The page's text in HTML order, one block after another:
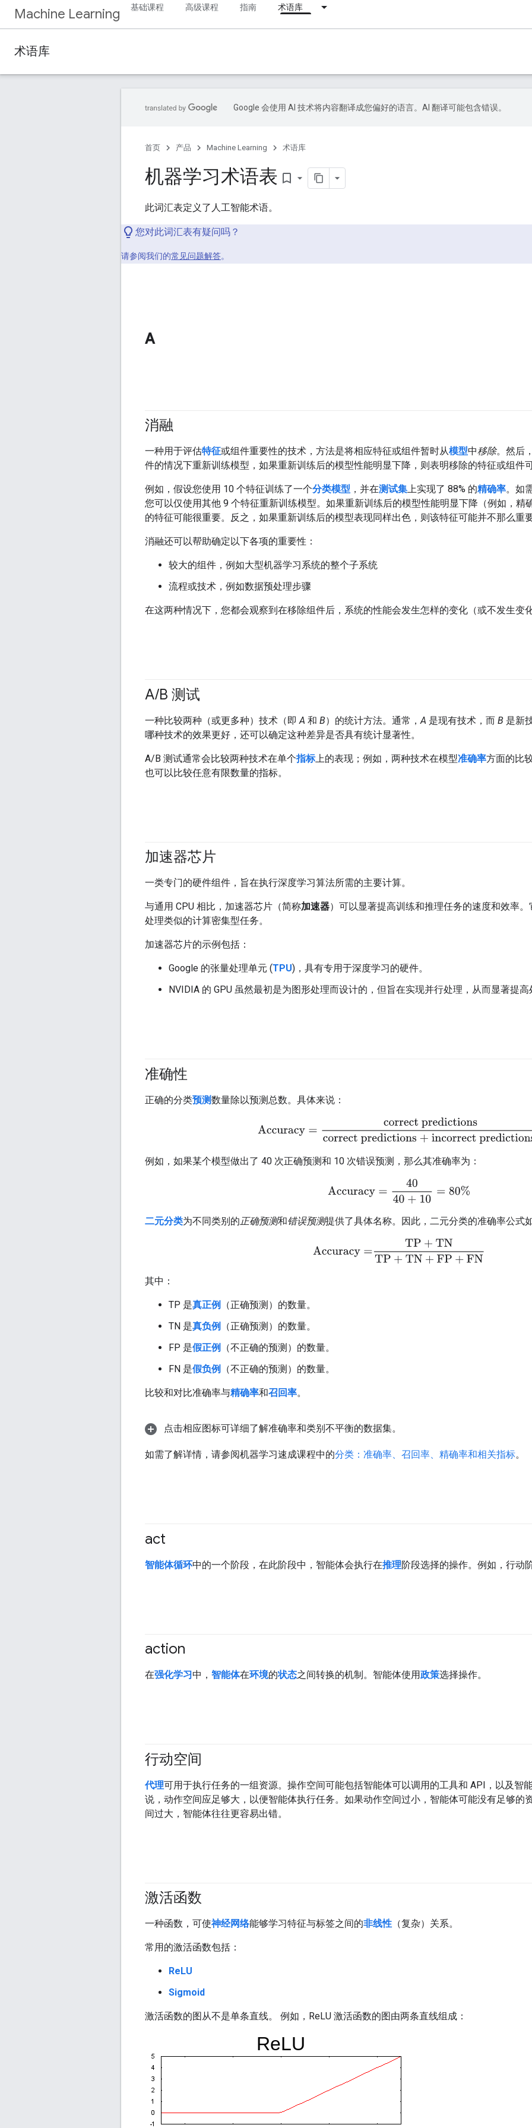
Machine Learning 基础课程 高级课程 指南 术语库
术语库
Google 会使用 AI 技术将内容翻译成您偏好的语言。AI 翻译可能包含错误。
首页 产品 Machine Learning 术语库
机器学习术语表 bookmark_border
此词汇表定义了人工智能术语。
您对此词汇表有疑问吗？
请参阅我们的常见问题解答。
A
消融
一种用于评估特征或组件重要性的技术，方法是将相应特征或组件暂时从模型中移除。然后
件的情况下重新训练模型，如果重新训练后的模型性能明显下降，则表明移除的特征或组件
例如，假设您使用 10 个特征训练了一个分类模型 ，并在测试集上实现了 88% 的精确率。如
您可以仅使用其他 9 个特征重新训练模型。如果重新训练后的模型性能明显下降（例如，精
的特征可能很重要。反之，如果重新训练后的模型表现同样出色，则该特征可能并不那么重要
消融还可以帮助确定以下各项的重要性：
较大的组件，例如大型机器学习系统的整个子系统
流程或技术，例如数据预处理步骤
在这两种情况下，您都会观察到在移除组件后，系统的性能会发生怎样的变化（或不发生变化
A/B 测试
一种比较两种（或更多种）技术（即A 和 B）的统计方法。通常，A 是现有技术，而 B 是新
哪种技术的效果更好，还可以确定这种差异是否具有统计显著性。
A/B 测试通常会比较两种技术在单个指标上的表现；例如，两种技术在模型准确率方面的比
也可以比较任意有限数量的指标。
加速器芯片
一类专门的硬件组件，旨在执行深度学习算法所需的主要计算。
与通用 CPU 相比，加速器芯片（简称加速器）可以显著提高训练和推理任务的速度和效率
处理类似的计算密集型任务。
加速器芯片的示例包括：
Google 的张量处理单元 (TPU)，具有专用于深度学习的硬件。
NVIDIA 的 GPU 虽然最初是为图形处理而设计的，但旨在实现并行处理，从而显著提高
准确性
正确的分类预测数量除以预测总数。具体来说：
Accuracy correct predictions + incorrect
例如，如果某个模型做出了 40 次正确预测和 10 次错误预测，那么其准确率为：
40 + 10 80%
二元分类为不同类别的 正确预测和错误预测提供了具体名称。因此，二元分类的准确率公式
TP+TN +FP+
其中：
TP 是真正例
（正确预测）的数量。
TN 是真负例
（正确预测）的数量。
FP 是假正例
（不正确的预测）的数量。
FN 是假负例 （不正确的预测）的数量。
比较和对比准确率与精确率和召回率。
点击相应图标可详细了解准确率和类别不平衡的数据集。
如需了解详情，请参阅机器学习速成课程中的分类：准确率、召回率、精确率和相关指标。
act
智能体循环中的一个阶段，在此阶段中，智能体会执行在推理阶段选择的操作。例如，行动
action
在强化学习中， 智能体在环境的状态之间转换的机制。智能体使用政策选择操作。
行动空间
代理可用于执行任务的一组资源。操作空间可能包括智能体可以调用的工具和 API，以及智
说，动作空间应足够大，以便智能体执行任务。如果动作空间过小，智能体可能没有足够的
间过大，智能体往往更容易出错。
激活函数
一种函数，可使神经网络能够学习特征与标签之间的非线性 （复杂）关系。
常用的激活函数包括：
ReLU
Sigmoid
激活函数的图从不是单条直线。 例如，ReLU 激活函数的图由两条直线组成：